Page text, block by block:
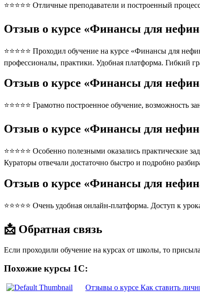
⭐⭐⭐⭐⭐ Отличные преподаватели и построенный
Отзыв о курсе «Финансы для
⭐⭐⭐⭐⭐ Проходил обучение на курсе «Финансы для
профессионалы, практики. Удобная платформа. Гибкий
Отзыв о курсе «Финансы для
⭐⭐⭐⭐⭐ Грамотно построенное обучение, возможность
Отзыв о курсе «Финансы для
⭐⭐⭐⭐⭐ Особенно полезными оказались практические
Кураторы отвечали достаточно быстро и подробно
Отзыв о курсе «Финансы для
⭐⭐⭐⭐⭐ Очень удобная онлайн-платформа. Доступ к
📩 Обратная связь
Если проходили обучение на курсах от школы, то
Похожие курсы 1С:
Отзывы о курсе Как ставить